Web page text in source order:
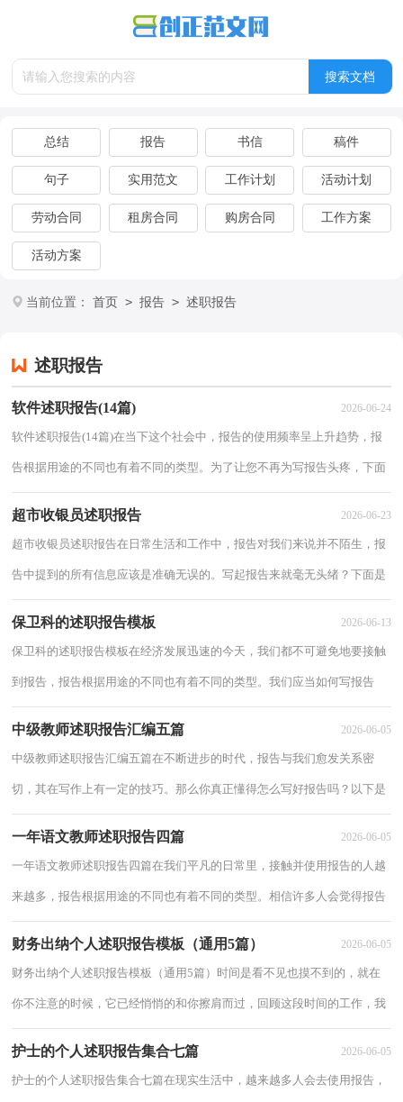
总结 报告 书信 稿件
句子 实用范文 工作计划 活动计划
劳动合同 租房合同 购房合同 工作方案
活动方案
当前位置： 首页 > 报告 > 述职报告
述职报告
软件述职报告(14篇) 2026-06-24
软件述职报告(14篇)在当下这个社会中，报告的使用频率呈上升趋势，报
告根据用途的不同也有着不同的类型。为了让您不再为写报告头疼，下面
是小编为大家整理的软件述职报告，供大家参...
超市收银员述职报告 2026-06-23
超市收银员述职报告在日常生活和工作中，报告对我们来说并不陌生，报
告中提到的所有信息应该是准确无误的。写起报告来就毫无头绪？下面是
小编为大家整理的超市收银员述职报告，希望...
保卫科的述职报告模板 2026-06-13
保卫科的述职报告模板在经济发展迅速的今天，我们都不可避免地要接触
到报告，报告根据用途的不同也有着不同的类型。我们应当如何写报告
呢？下面是小编帮大家整理的保卫科的述职报...
中级教师述职报告汇编五篇 2026-06-05
中级教师述职报告汇编五篇在不断进步的时代，报告与我们愈发关系密
切，其在写作上有一定的技巧。那么你真正懂得怎么写好报告吗？以下是
小编整理的中级教师述职报告5篇，仅供参考，希...
一年语文教师述职报告四篇 2026-06-05
一年语文教师述职报告四篇在我们平凡的日常里，接触并使用报告的人越
来越多，报告根据用途的不同也有着不同的类型。相信许多人会觉得报告
很难写吧，以下是小编为大家整理的一年语...
财务出纳个人述职报告模板（通用5篇） 2026-06-05
财务出纳个人述职报告模板（通用5篇）时间是看不见也摸不到的，就在
你不注意的时候，它已经悄悄的和你擦肩而过，回顾这段时间的工作，我
们取得了不错的成绩，为此要写好述职报告了。那要...
护士的个人述职报告集合七篇 2026-06-05
护士的个人述职报告集合七篇在现实生活中，越来越多人会去使用报告，